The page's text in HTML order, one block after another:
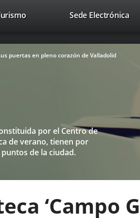
Trabaja con nosotros Contacto
This
open
in
Sede ElectrónicaLink
por el Centro de
de verano, tienen por
de la ciudad.
puertas en pleno corazón de Valladolid
‘Campo